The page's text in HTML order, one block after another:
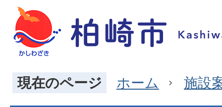
現在のページ ホーム 施設